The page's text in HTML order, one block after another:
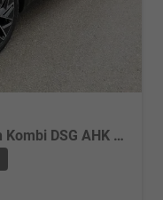
1.5 TSI mHEV 110 kW Selection Kombi DSG AHK ACC Kamera Sunset